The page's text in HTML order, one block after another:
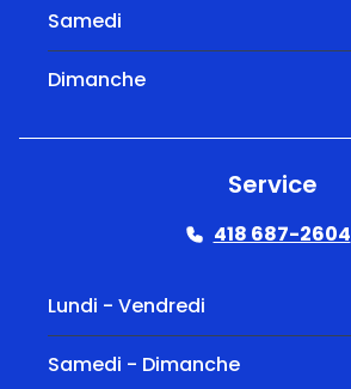
Samedi
Dimanche
Service
418 687-2604
Lundi - Vendredi
Samedi - Dimanche